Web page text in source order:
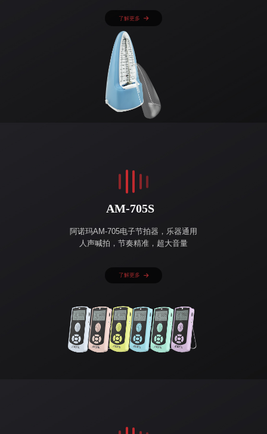
了解更多
AM-705S
阿诺玛AM-705电子节拍器，乐器通用
人声喊拍，节奏精准，超大音量
了解更多